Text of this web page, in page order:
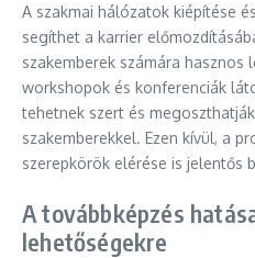
A szakmai hálózatok kiépítése
segíthet a karrier
szakemberek számára hasznos
workshopok és konferenciák
tehetnek szert és
szakemberekkel. Ezen kívül, a
szerepkörök elérése is jelentős
A továbbképzés
lehetőségekre